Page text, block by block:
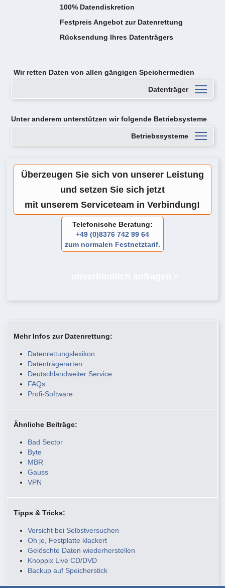
100% Datendiskretion
Festpreis Angebot zur Datenrettung
Rücksendung Ihres Datenträgers
Wir retten Daten vonallen gängigen Speichermedien
Datenträger
Unter anderem unterstützen wir folgende Betriebsysteme
Betriebssysteme
Überzeugen Sie sich von unserer Leistung
und setzen Sie sich jetzt
mit unserem Serviceteam in Verbindung!
Telefonische Beratung:
+49 (0)8376 742 99 64
zum normalen Festnetztarif.
Mehr Infos zur Datenrettung:
Datenrettungslexikon
Datenträgerarten
Deutschlandweiter Service
FAQs
Profi-Software
Ähnliche Beiträge:
Bad Sector
Byte
MBR
Gauss
VPN
Tipps & Tricks:
Vorsicht bei Selbstversuchen
Oh je, Festplatte klackert
Gelöschte Daten wiederherstellen
Knoppix Live CD/DVD
Backup auf Speicherstick